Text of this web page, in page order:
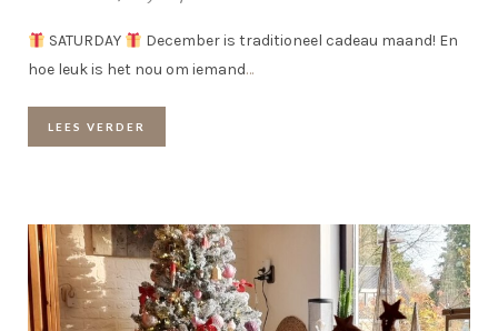
SATURDAY
December is traditioneel cadeau maand! En
hoe leuk is het nou om iemand…
LEES VERDER